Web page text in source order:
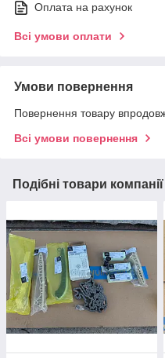
Оплата на рахунок
Всі умови оплати
Умови повернення
Повернення товару
Всі умови повернення
Подібні товари компанії